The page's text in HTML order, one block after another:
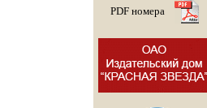
PDF номера